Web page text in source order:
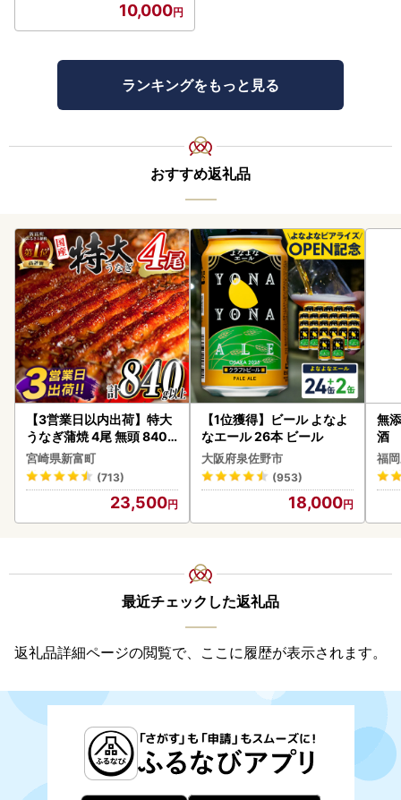
10,000
ランキングをもっと見る
おすすめ返礼品
【3営業日以内出荷】特大
うなぎ蒲焼 4尾 無頭 840g
以上 C388-840-3D
宮崎県新富町
(713)
23,500
【1位獲得】ビール よなよ
なエール 26本 ビール
大阪府泉佐野市
(953)
18,000
無
酒
福
最近チェックした返礼品
返礼品詳細ページの閲覧で、ここに履歴が表示されます。